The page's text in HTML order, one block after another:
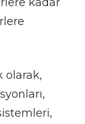
olarak,